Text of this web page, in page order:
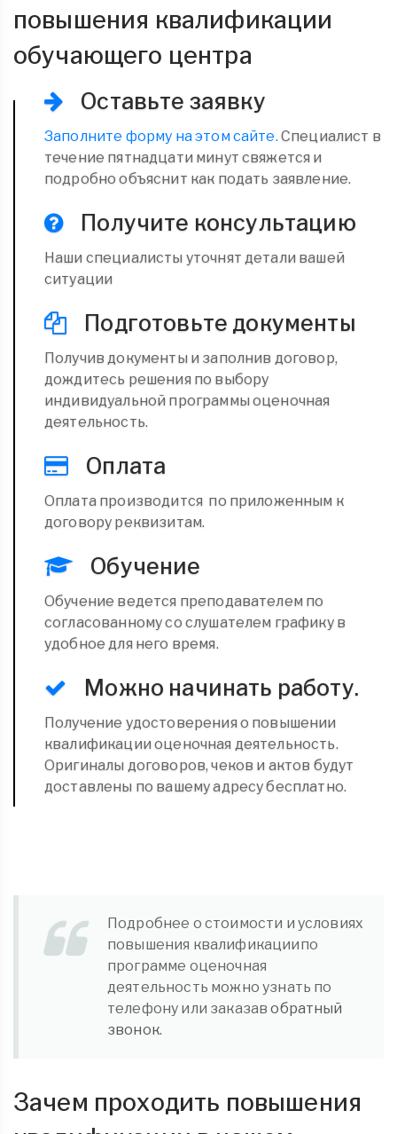
повышения квалификации
обучающего центра
Оставьте заявку
Заполните форму на этом сайте. Специалист в
течение пятнадцати минут свяжется и
подробно объяснит как подать заявление.
Получите консультацию
Наши специалисты уточнят детали вашей
ситуации
Подготовьте документы
Получив документы и заполнив договор,
дождитесь решения по выбору
индивидуальной программы оценочная
деятельность.
Оплата
Оплата производится по приложенным к
договору реквизитам.
Обучение
Обучение ведется преподавателем по
согласованному со слушателем графику в
удобное для него время.
Можно начинать работу.
Получение удостоверения о повышении
квалификации оценочная деятельность.
Оригиналы договоров, чеков и актов будут
доставлены по вашему адресу бесплатно.
Подробнее о стоимости и условиях
повышения квалификациипо
программе оценочная
деятельность можно узнать по
телефону или заказавобратный
звонок.
Зачем проходить повышения